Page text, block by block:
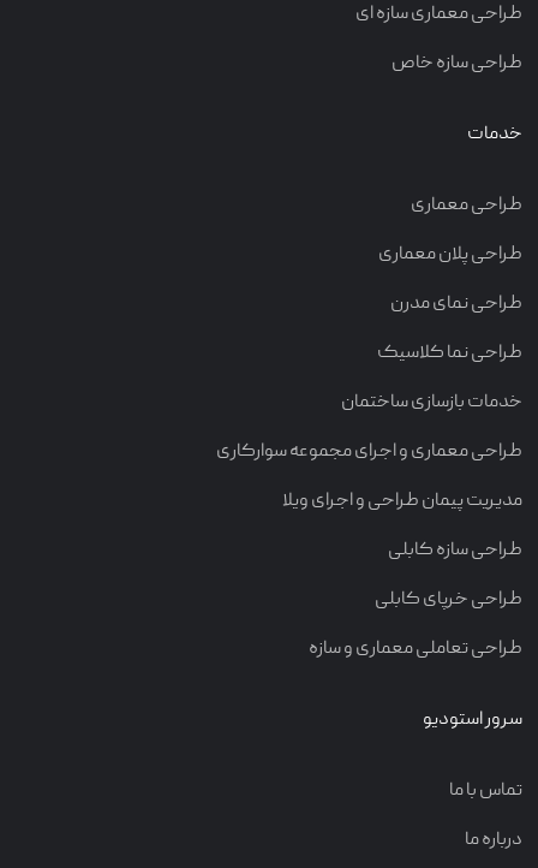
طراحی معماری سازه ای
طراحی سازه خاص
خدمات
طراحی معماری
طراحی پلان معماری
طراحی نمای مدرن
طراحی نما کلاسیک
خدمات بازسازی ساختمان
طراحی معماری و اجرای مجموعه سوارکاری
مدیریت پیمان طراحی و اجرای ویلا
طراحی سازه کابلی
طراحی خرپای کابلی
طراحی تعاملی معماری و سازه
سرور استودیو
تماس با ما
درباره ما